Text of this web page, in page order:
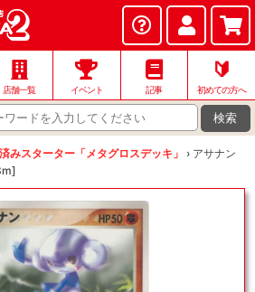
店舗一覧 イベント 記事
🔰
初めての方へ
検索
みスターター「メタグロスデッキ」 › アサナン